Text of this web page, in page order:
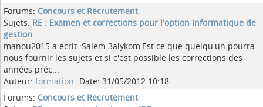
Forums: Concours et Recrutement
Sujets: RE : Examen et corrections pour l'option Informatique de
gestion
manou2015 a écrit :Salem 3alykom,Est ce que quelqu'un pourra
nous fournir les sujets et si c'est possible les corrections des
années préc...
Auteur: formation- Date: 31/05/2012 10:18
Forums: Concours et Recrutement